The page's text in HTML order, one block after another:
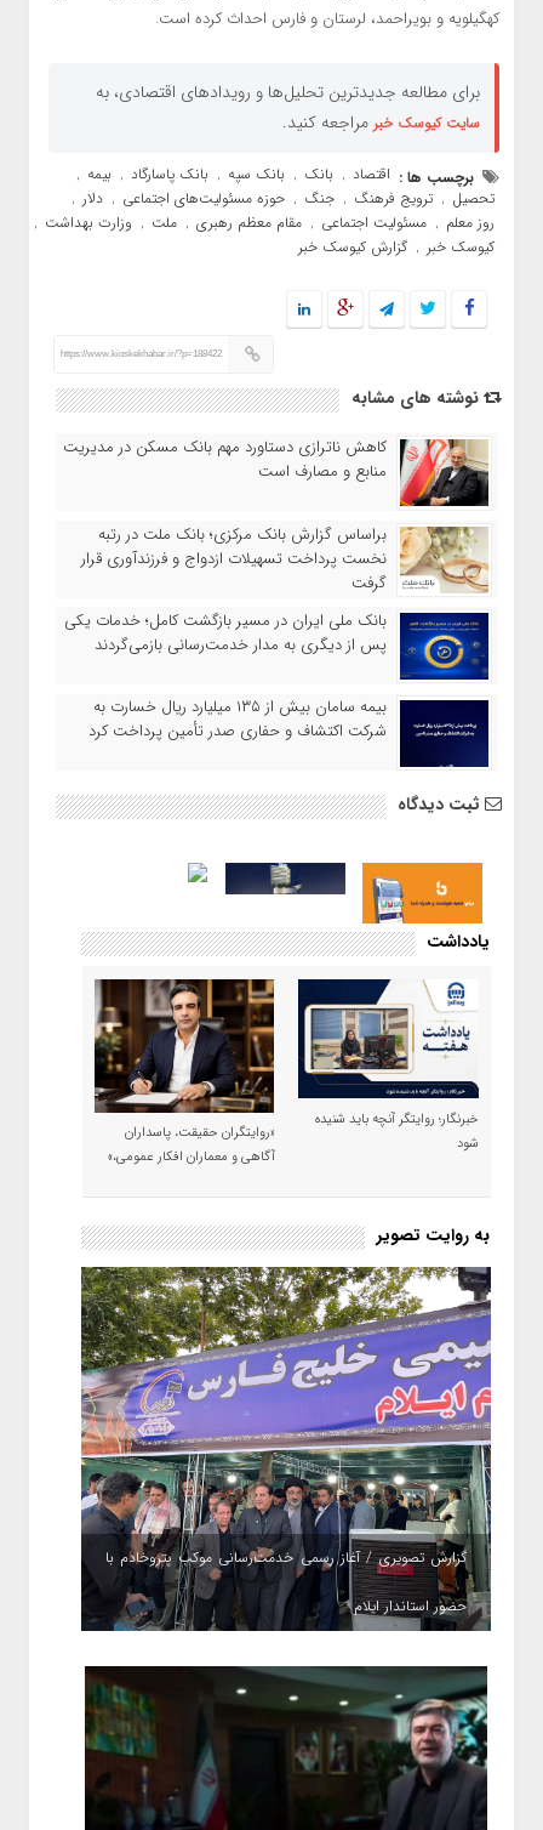
کهگیلویه و بویراحمد، لرستان و فارس احداث کرده است.
برای مطالعه جدیدترین تحلیل‌ها و رویدادهای اقتصادی، به
سایت کیوسک خبر مراجعه کنید.
برچسب ها : اقتصاد , بانک , بانک سپه , بانک پاسارگاد , بیمه ,
تحصیل , ترویج فرهنگ , جنگ , حوزه مسئولیت‌های اجتماعی , دلار ,
روز معلم , مسئولیت اجتماعی , مقام معظم رهبری , ملت , وزارت بهداشت ,
کیوسک خبر , گزارش کیوسک خبر
https://www.kioskekhabar.ir/?p=188422
نوشته های مشابه
کاهش ناترازی دستاورد مهم بانک مسکن در مدیریت
منابع و مصارف است
براساس گزارش بانک مرکزی؛ بانک ملت در رتبه
نخست پرداخت تسهیلات ازدواج و فرزندآوری قرار
گرفت
بانک ملی ایران در مسیر بازگشت کامل؛ خدمات یکی
پس از دیگری به مدار خدمت‌رسانی بازمی‌گردند
بیمه سامان بیش از ۱۳۵ میلیارد ریال خسارت به
شرکت اکتشاف و حفاری صدر تأمین پرداخت کرد
ثبت دیدگاه
یادداشت
خبرنگار؛ روایتگر آنچه باید شنیده
شود
«روایتگران حقیقت، پاسداران
آگاهی و معماران افکار عمومی،»
به روایت تصویر
گزارش تصویری / آغاز رسمی خدمت‌رسانی موکب پتروخادم با
حضور استاندار ایلام